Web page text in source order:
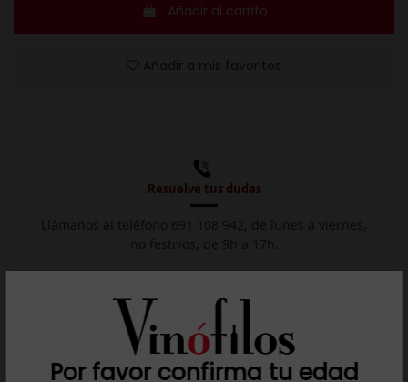
Por favor confirma tu edad
Añadir al carrito
Resuelve tus dudas
